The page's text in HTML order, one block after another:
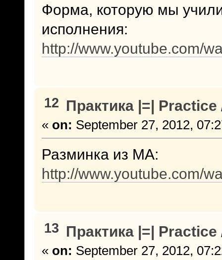
Форма, которую мы
исполнения:
http://www.youtube.com/
12 Практика |=| Practice
« on: September 27, 2012,
Разминка из МА:
http://www.youtube.com/
13 Практика |=| Practice
« on: September 27, 2012,